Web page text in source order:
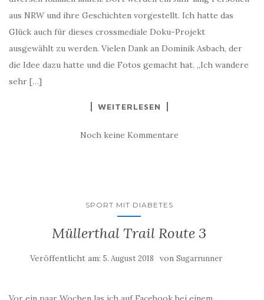
aus NRW und ihre Geschichten vorgestellt. Ich hatte das
Glück auch für dieses crossmediale Doku-Projekt
ausgewählt zu werden. Vielen Dank an Dominik Asbach, der
die Idee dazu hatte und die Fotos gemacht hat. „Ich wandere
sehr […]
WEITERLESEN
Noch keine Kommentare
SPORT MIT DIABETES
Müllerthal Trail Route 3
Veröffentlicht am: 5. August 2018 von Sugarrunner